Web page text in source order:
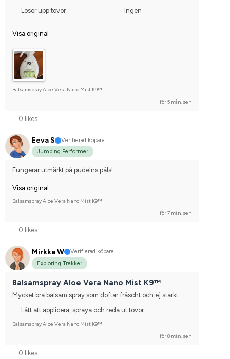
Löser upp tovor Ingen
Visa original
Balsamspray Aloe Vera Nano Mist K9™
för 5 mån. sen
0 likes
Eeva S
Verifierad köpare
Jumping Performer
Fungerar utmärkt på pudelns päls!
Visa original
Balsamspray Aloe Vera Nano Mist K9™
för 7 mån. sen
0 likes
Mirkka W
Verifierad köpare
Exploring Trekker
Balsamspray Aloe Vera Nano Mist K9™
Mycket bra balsam spray som doftar fräscht och ej starkt.
Lätt att applicera, spraya och reda ut tovor.
Balsamspray Aloe Vera Nano Mist K9™
för 8 mån. sen
0 likes